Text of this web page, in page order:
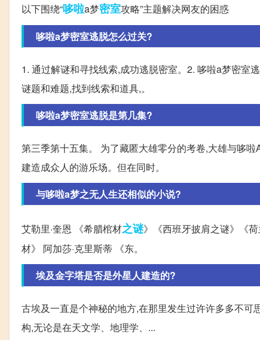
以下围绕“哆啦a梦密室攻略”主题解决网友的困惑
哆啦a梦密室逃脱怎么过关?
1. 通过解谜和寻找线索,成功逃脱密室。2. 哆啦a梦密室
谜题和难题,找到线索和道具,。
哆啦a梦密室逃脱是第几集?
第三季第十五集。 为了藏匿大雄零分的考卷,大雄与哆
建造成众人的游乐场。但在同时。
与哆啦a梦之无人生还相似的小说?
艾勒里·奎恩 《希腊棺材之谜》《西班牙披肩之谜》《
材》 阿加莎·克里斯蒂 《东。
埃及金字塔是否是外星人建造的?
古埃及一直是个神秘的地方,在那里发生过许许多多不
构,无论是在天文学、地理学、...